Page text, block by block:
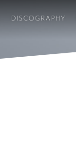
DISCOGRAPHY